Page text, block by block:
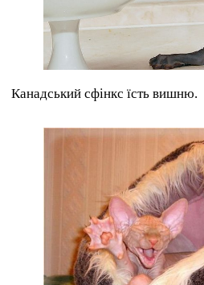
Канадський сфінкс їсть вишню.